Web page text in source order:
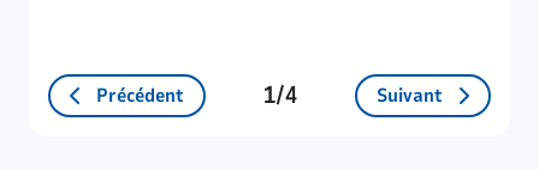
Précédent 1/4 Suivant